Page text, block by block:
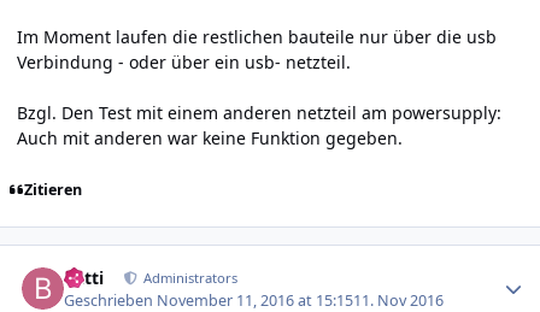
Im Moment laufen die restlichen bauteile nur über die usb
Verbindung - oder über ein usb- netzteil.
Bzgl. Den Test mit einem anderen netzteil am powersupply:
Auch mit anderen war keine Funktion gegeben.
Zitieren
batti Administrators
Geschrieben November 11, 2016 at 15:1511. Nov 2016